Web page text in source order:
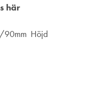
här
90mm Höjd